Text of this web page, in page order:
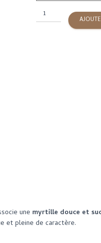
quantité
de
une myrtille douce et
et pleine de caractère.